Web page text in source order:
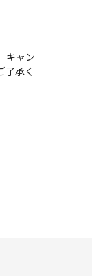
キャン
了承く